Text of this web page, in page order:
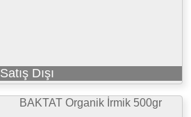
Satış Dışı
BAKTAT Organik İrmik 500gr